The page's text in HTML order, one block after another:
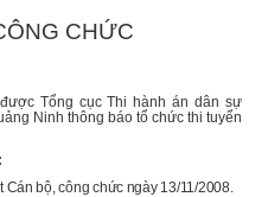
CHỨC
Tổng cục Thi hành án dân sự
Ninh thông báo tổ chức thi tuyển
bộ, công chức ngày 13/11/2008.